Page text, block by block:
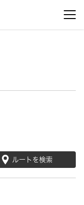
ルートを検索